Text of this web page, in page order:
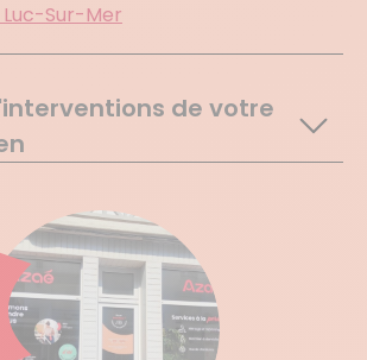
Sur-Mer
de votre
Campagne